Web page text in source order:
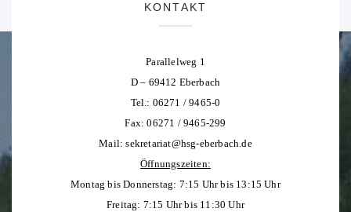
KONTAKT
Parallelweg 1
D – 69412 Eberbach
Tel.: 06271 / 9465-0
Fax: 06271 / 9465-299
Mail:sekretariat@hsg-eberbach.de
Öffnungszeiten:
Montag bis Donnerstag: 7:15 Uhr bis 13:15 Uhr
Freitag: 7:15 Uhr bis 11:30 Uhr